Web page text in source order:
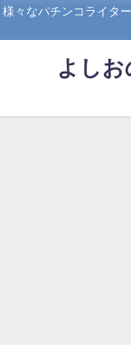
様々なパチンコライタ
よしお